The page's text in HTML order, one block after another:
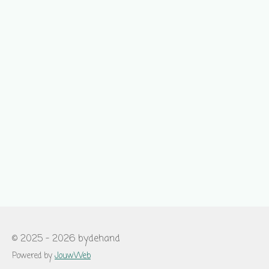
© 2025 - 2026 bydehand
Powered by JouwWeb